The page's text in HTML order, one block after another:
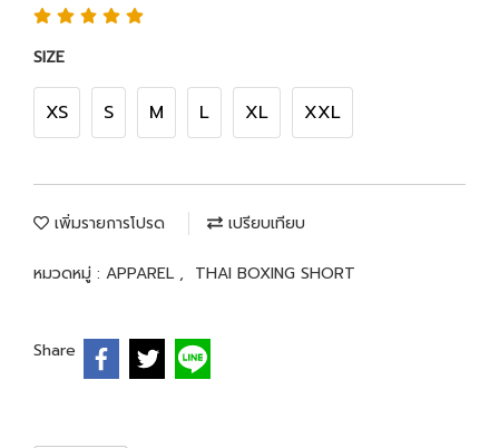
SIZE
XS S M L XL XXL
เพิ่มรายการโปรด เปรียบเทียบ
หมวดหมู่ : APPAREL , THAI BOXING SHORT
Share